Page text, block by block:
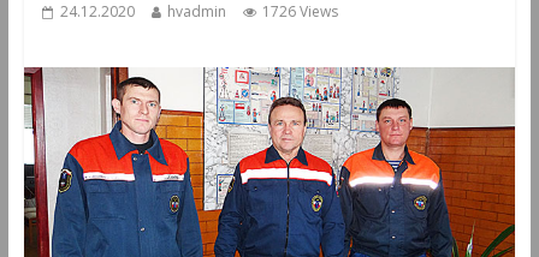
24.12.2020 hvadmin 1726 Views